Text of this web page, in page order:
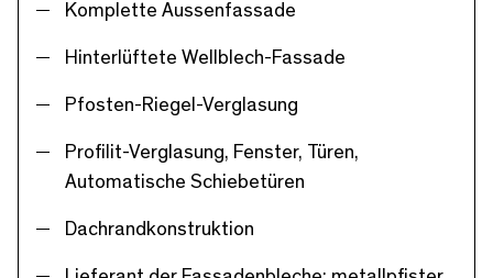
Komplette Aussenfassade
Hinterlüftete Wellblech-Fassade
Pfosten-Riegel-Verglasung
Profilit-Verglasung, Fenster, Türen,
Automatische Schiebetüren
Dachrandkonstruktion